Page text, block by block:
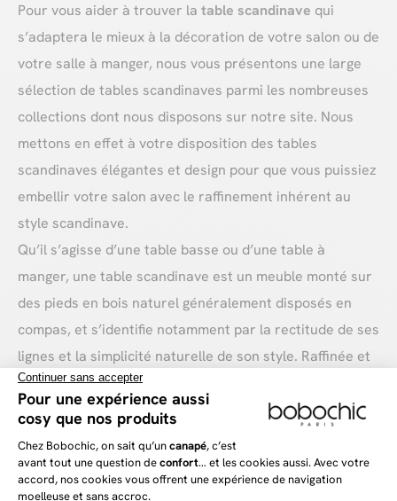
Pour vous aider à trouver la table scandinave qui
s’adaptera le mieux à la décoration de votre salon ou de
votre salle à manger, nous vous présentons une large
sélection de tables scandinaves parmi les nombreuses
collections dont nous disposons sur notre site. Nous
mettons en effet à votre disposition des tables
scandinaves élégantes et design pour que vous puissiez
embellir votre salon avec le raffinement inhérent au
style scandinave.
Qu’il s’agisse d’une table basse ou d’une table à
manger, une table scandinave est un meuble monté sur
des pieds en bois naturel généralement disposés en
compas, et s’identifie notamment par la rectitude de ses
lignes et la simplicité naturelle de son style. Raffinée et
fonctionnelle, latable scandinave
parfaitement à votre intérieur en lui apportant une
Les tables scandinaves que nous vous proposons sont
fabriqués avec des panneaux de particules rappelant